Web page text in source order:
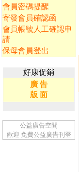
會員密碼提醒
寄發會員確認函
會員帳號人工確認申
請
保母會員登出
好康促銷
廣 告
版 面
公益廣告空間
歡迎 免費公益廣告刊登